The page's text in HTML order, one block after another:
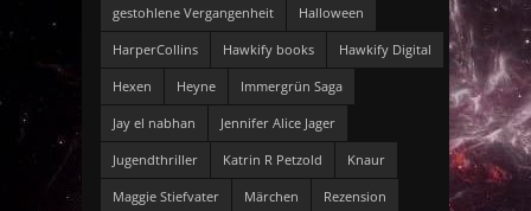
gestohlene Vergangenheit Halloween
HarperCollins Hawkify books Hawkify Digital
Hexen Heyne Immergrün Saga
Jay el nabhan Jennifer Alice Jager
Jugendthriller Katrin R Petzold Knaur
Maggie Stiefvater Märchen Rezension